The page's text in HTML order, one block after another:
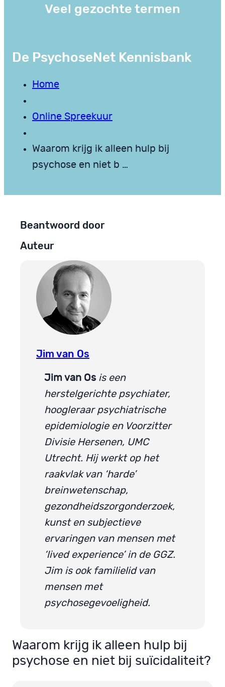
Veel gezochte termen
De PsychoseNet Kennisbank
Home
Online Spreekuur
Waarom krijg ik alleen hulp bij
psychose en niet b …
Beantwoord door
Auteur
Jim van Os
Jim van Os is een
herstelgerichte psychiater,
hoogleraar psychiatrische
epidemiologie en Voorzitter
Divisie Hersenen, UMC
Utrecht. Hij werkt op het
raakvlak van ‘harde’
breinwetenschap,
gezondheidszorgonderzoek,
kunst en subjectieve
ervaringen van mensen met
‘lived experience’ in de GGZ.
Jim is ook familielid van
mensen met
psychosegevoeligheid.
Waarom krijg ik alleen hulp bij
psychose en niet bij suïcidaliteit?